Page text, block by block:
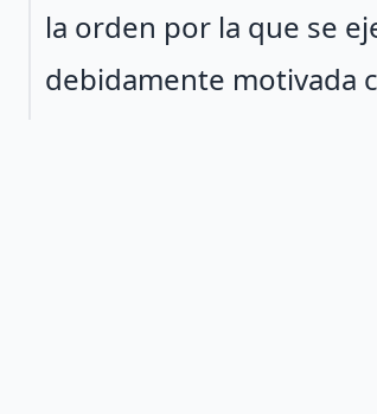
la orden por la que se
debidamente motivada